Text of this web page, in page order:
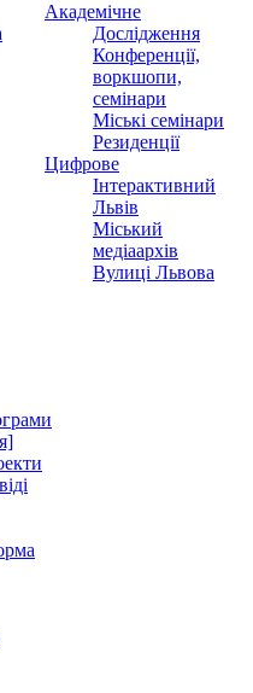
Академічне
Дослідження
Конференції,
воркшопи,
семінари
Міські семінари
Резиденції
Цифрове
Інтерактивний
Львів
Міський
медіаархів
Вулиці Львова